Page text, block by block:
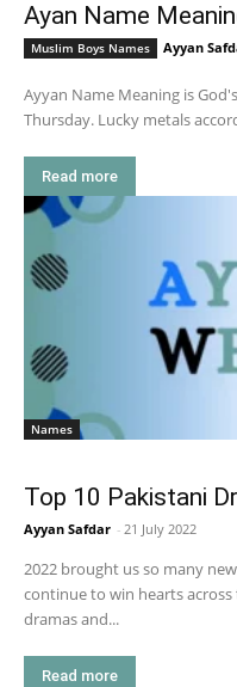
Ayan Name
Muslim Boys Names Ayyan
Ayyan Name Meaning is
Thursday. Lucky metals
Read more
Names
Top 10 Pakistani
Ayyan Safdar - 21 July 2022
2022 brought us so many
continue to win hearts
dramas and...
Read more